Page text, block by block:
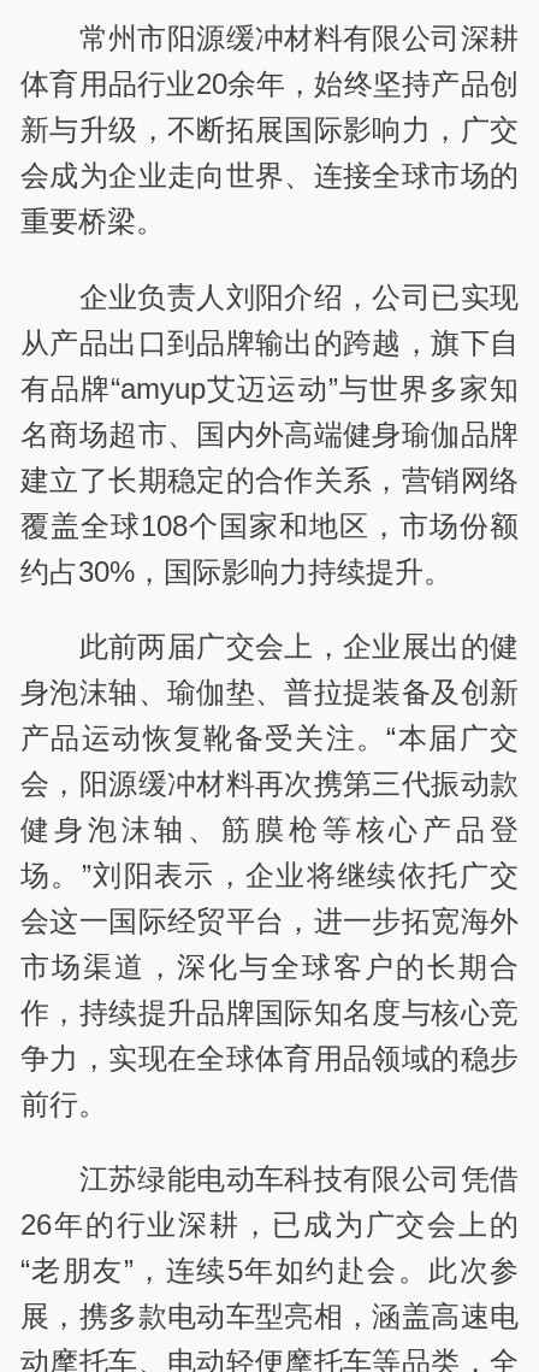
常州市阳源缓冲材料有限公司深耕
体育用品行业20余年，始终坚持产品创
新与升级，不断拓展国际影响力，广交
会成为企业走向世界、连接全球市场的
重要桥梁。
企业负责人刘阳介绍，公司已实现
从产品出口到品牌输出的跨越，旗下自
有品牌“amyup艾迈运动”与世界多家知
名商场超市、国内外高端健身瑜伽品牌
建立了长期稳定的合作关系，营销网络
覆盖全球108个国家和地区，市场份额
约占30%，国际影响力持续提升。
此前两届广交会上，企业展出的健
身泡沫轴、瑜伽垫、普拉提装备及创新
产品运动恢复靴备受关注。“本届广交
会，阳源缓冲材料再次携第三代振动款
健身泡沫轴、筋膜枪等核心产品登
场。”刘阳表示，企业将继续依托广交
会这一国际经贸平台，进一步拓宽海外
市场渠道，深化与全球客户的长期合
作，持续提升品牌国际知名度与核心竞
争力，实现在全球体育用品领域的稳步
前行。
江苏绿能电动车科技有限公司凭借
26年的行业深耕，已成为广交会上的
“老朋友”，连续5年如约赴会。此次参
展，携多款电动车型亮相，涵盖高速电
动摩托车、电动轻便摩托车等品类，全